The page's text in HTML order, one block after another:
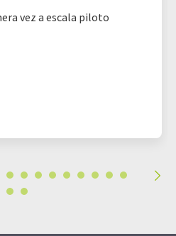
vez a escala piloto